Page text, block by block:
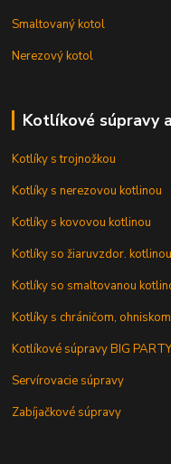
Smaltovaný kotol
Nerezový kotol
Kotlíkové súpravy
Kotlíky s trojnožkou
Kotlíky s nerezovou kotlinou
Kotlíky s kovovou kotlinou
Kotlíky so žiaruvzdor. kotlinou
Kotlíky so smaltovanou
Kotlíky s chráničom, ohniskom
Kotlíkové súpravy BIG
Servírovacie súpravy
Zabíjačkové súpravy